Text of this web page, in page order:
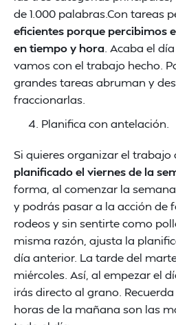
de 1.000 palabras.Con tareas
eficientes porque percibimos
en tiempo y hora . Acaba el
vamos con el trabajo hecho.
grandes tareas abruman y
fraccionarlas.
Planifica con antelación.
Si quieres organizar el trabajo
planificado el viernes de la
forma, al comenzar la
y podrás pasar a la acción de
rodeos y sin sentirte como
misma razón, ajusta la
día anterior. La tarde del
miércoles. Así, al empezar el
irás directo al grano.
horas de la mañana son las